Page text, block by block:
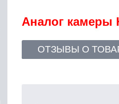
Аналог камеры
ОТЗЫВЫ О